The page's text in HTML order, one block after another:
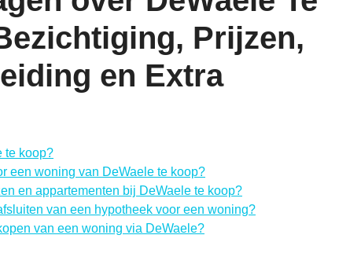
Prijzen,
en Extra
te koop?
een woning van DeWaele te koop?
en appartementen bij DeWaele te koop?
van een hypotheek voor een woning?
van een woning via DeWaele?